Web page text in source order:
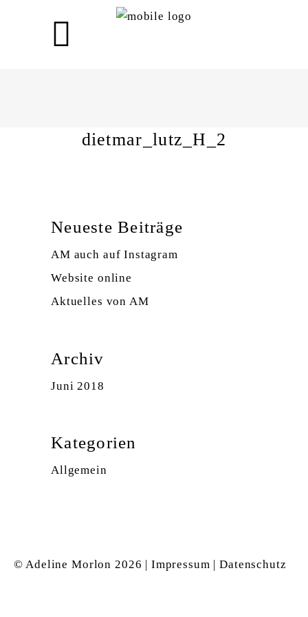
dietmar_lutz_H_2
Neueste Beiträge
AM auch auf Instagram
Website online
Aktuelles von AM
Archiv
Juni 2018
Kategorien
Allgemein
© Adeline Morlon 2026 | Impressum |Datenschutz